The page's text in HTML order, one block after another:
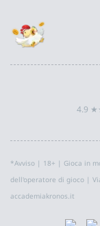
4.9
*Avviso | 18+ | Gioca in
dell'operatore di gioco |
accademiakronos.it